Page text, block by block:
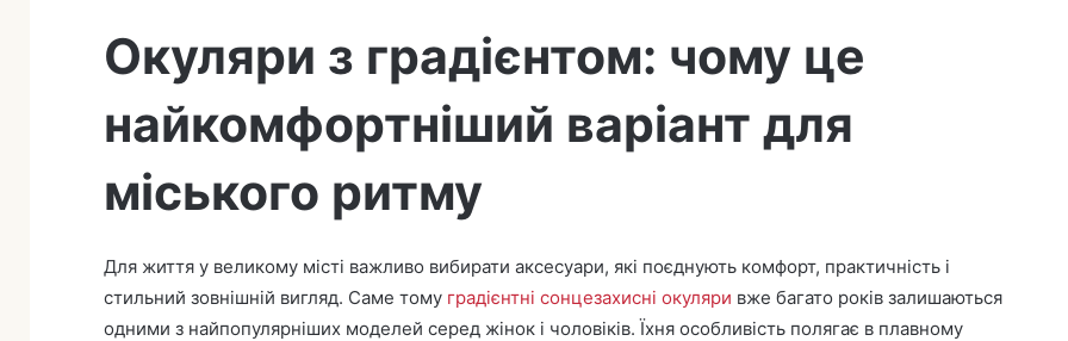
Окуляри з градієнтом: чому це
найкомфортніший варіант для
міського ритму
Для життя у великому місті важливо вибирати аксесуари, які поєднують комфорт, практичність і
стильний зовнішній вигляд. Саме тому градієнтні сонцезахисні окуляри вже багато років залишаються
одними з найпопулярніших моделей серед жінок і чоловіків. Їхня особливість полягає в плавному